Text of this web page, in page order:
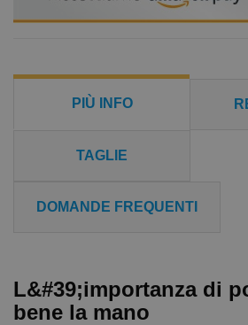
PIÙ INFO
TAGLIE
DOMANDE FREQUENTI
L&#39;importanza di
bene la mano